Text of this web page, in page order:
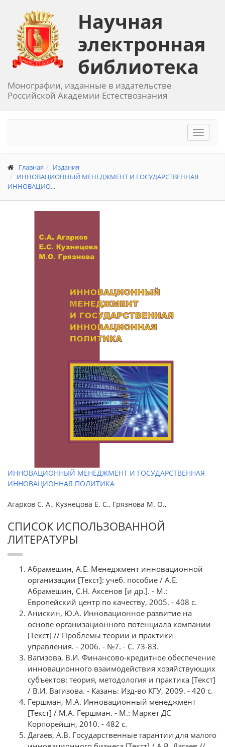
Научная
электронная
библиотека
Монографии, изданные в издательстве
Российской Академии Естествознания
Toggle
Главная
Издания
ИННОВАЦИОННЫЙ МЕНЕДЖМЕНТ И ГОСУДАРСТВЕННАЯ
ИННОВАЦИО...
ИННОВАЦИОННЫЙ МЕНЕДЖМЕНТ И ГОСУДАРСТВЕННАЯ
ИННОВАЦИОННАЯ ПОЛИТИКА
Агарков С. А., Кузнецова Е. С., Грязнова М. О.,
СПИСОК ИСПОЛЬЗОВАННОЙ
ЛИТЕРАТУРЫ
Абрамешин, А.Е. Менеджмент инновационной
организации [Текст]: учеб. пособие / А.Е.
Абрамешин, С.Н. Аксенов [и др.]. - М.:
Европейский центр по качеству, 2005. - 408 с.
Анискин, Ю.А. Инновационное развитие на
основе организационного потенциала компании
[Текст] // Проблемы теории и практики
управления. - 2006. - №7. - С. 73-83.
Вагизова, В.И. Финансово-кредитное обеспечение
инновационного взаимодействия хозяйствующих
субъектов: теория, методология и практика [Текст]
/ В.И. Вагизова. - Казань: Изд-во КГУ, 2009. - 420 с.
Гершман, М.А. Инновационный менеджмент
[Текст] / М.А. Гершман. - М.: Маркет ДС
Корпорейшн, 2010. - 482 с.
Дагаев, А.В. Государственные гарантии для малого